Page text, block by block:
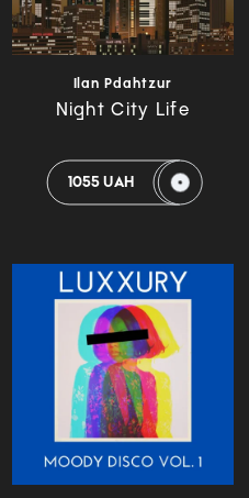
Ilan Pdahtzur
Night City Life
1055 UAH